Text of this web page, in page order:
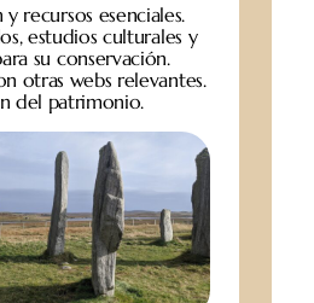
recursos esenciales.
estudios culturales y
su conservación.
otras webs relevantes.
del patrimonio.